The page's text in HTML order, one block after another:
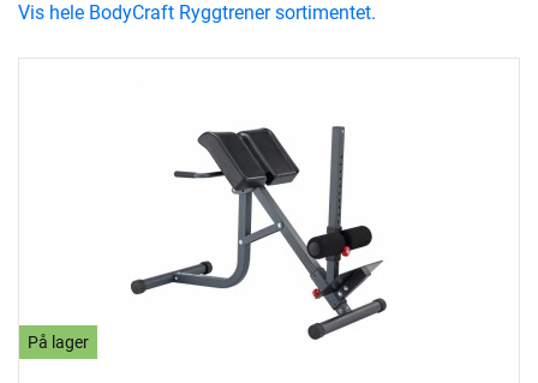
På lager
Vis hele BodyCraft Ryggtrener sortimentet.